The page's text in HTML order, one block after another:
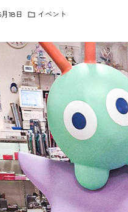
18日 イベント